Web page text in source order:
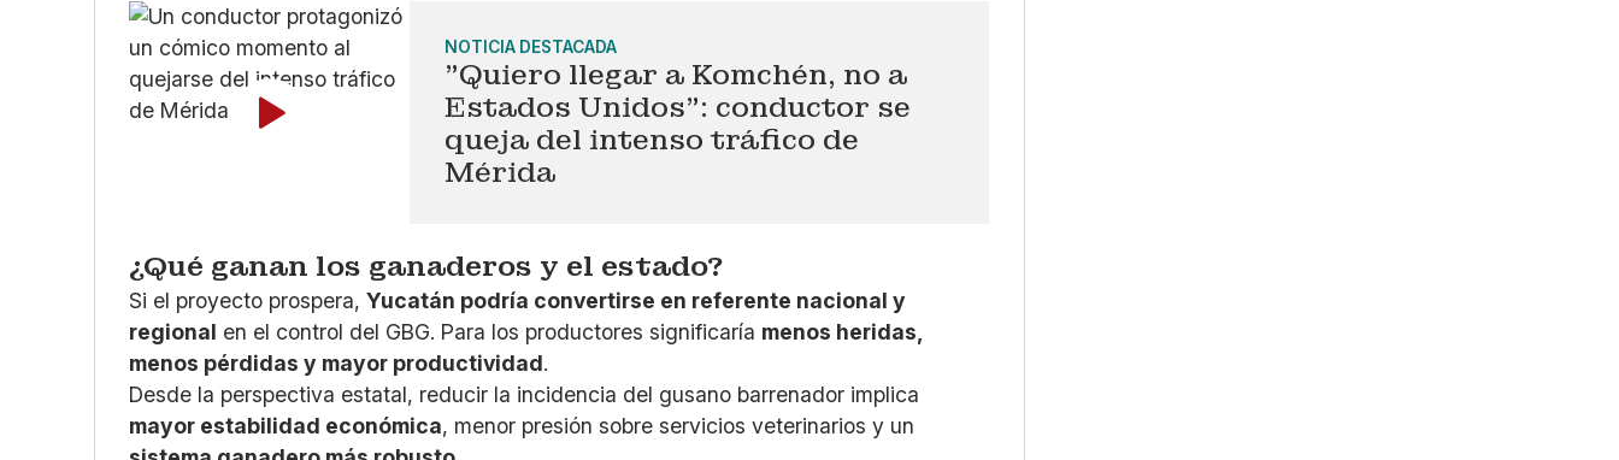
NOTICIA DESTACADA
"Quiero llegar a Komchén, no a
Estados Unidos": conductor se
queja del intenso tráfico de
Mérida
¿Qué ganan los ganaderos y el estado?
Si el proyecto prospera,Yucatán podría convertirse en referente nacional y
regional en el control del GBG. Para los productores significaría menos heridas,
menos pérdidas y mayor productividad.
Desde la perspectiva estatal, reducir la incidencia del gusano barrenador implica
mayor estabilidad económica, menor presión sobre servicios veterinarios y un